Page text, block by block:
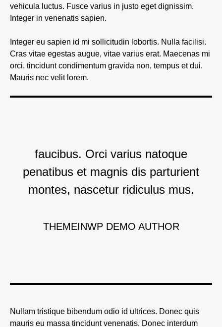
vehicula luctus. Fusce varius in justo eget dignissim.
Integer in venenatis sapien.
Integer eu sapien id mi sollicitudin lobortis. Nulla facilisi.
Cras vitae egestas augue, vitae varius erat. Maecenas mi
orci, tincidunt condimentum gravida non, tempus et dui.
Mauris nec velit lorem.
faucibus. Orci varius natoque
penatibus et magnis dis parturient
montes, nascetur ridiculus mus.
THEMEINWP DEMO AUTHOR
Nullam tristique bibendum odio id ultrices. Donec quis
mauris eu massa tincidunt venenatis. Donec interdum